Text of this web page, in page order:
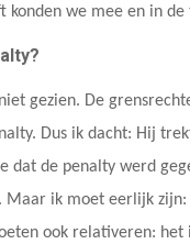
konden we mee en in
gezien. De
Dus ik dacht: Hij
dat de penalty werd
Maar ik moet eerlijk
ook relativeren: